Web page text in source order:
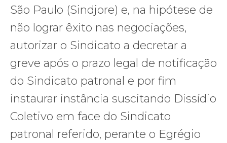
São Paulo (Sindjore) e, na hipótese de
não lograr êxito nas negociações,
autorizar o Sindicato a decretar a
greve após o prazo legal de notificação
do Sindicato patronal e por fim
instaurar instância suscitando Dissídio
Coletivo em face do Sindicato
patronal referido, perante o Egrégio